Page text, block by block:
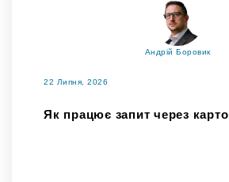
Андрій Боровик
22 Липня, 2026
Як працює запит через